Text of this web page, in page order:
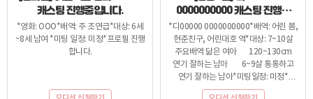
캐스팅 진행중입니다.
*영화: OOO*배역: 주 조연급*대상: 6세
~8세 남여 *미팅 일정: 미정*프로필 진행
합니다.
0000000000 캐스팅 진행중
입니다.
*디00000 0000000000*배역: 어린 봄,
현준친구, 어린대호 역*대상: 7~10살
주요배역 닮은 여아 120~130cm
연기 잘하는 남아 6~9살 통통하고
연기 잘하는 남아*미팅일정: 미정*
프로필 진행 합니다